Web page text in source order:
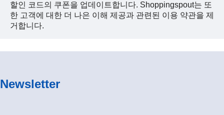
할인 코드의 쿠폰을 업데이트합니다. Shoppingspout는 또
한 고객에 대한 더 나은 이해 제공과 관련된 이용 약관을 제
거합니다.
Newsletter